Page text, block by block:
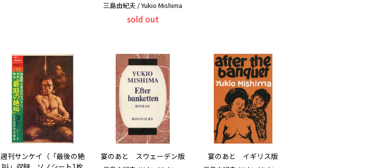
三島由紀夫 / Yukio Mishima
sold out
週刊サンケイ（「最後の絶
宴のあと スウェーデン版 宴のあと イギリス版